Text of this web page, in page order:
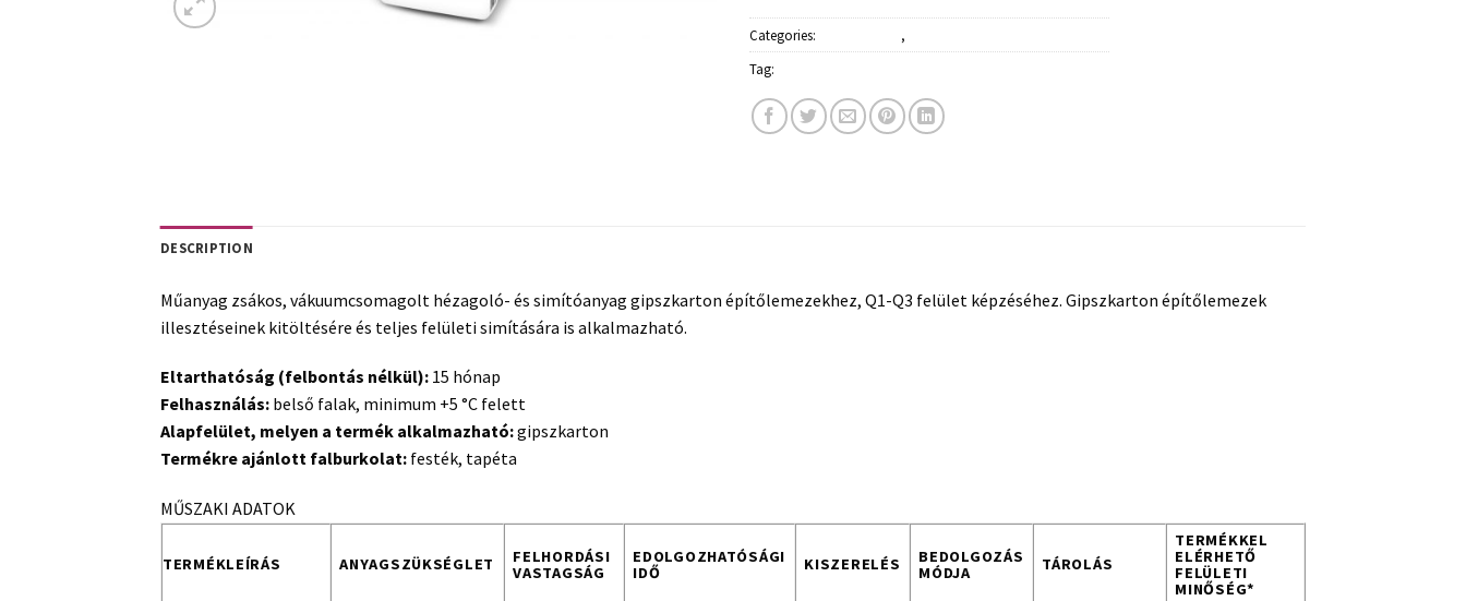
Categories: ,
Tag:
DESCRIPTION
Műanyag zsákos, vákuumcsomagolt hézagoló- és simítóanyag gipszkarton építőlemezekhez, Q1-Q3 felület képzéséhez. Gipszkarton építőlemezek
illesztéseinek kitöltésére és teljes felületi simítására is alkalmazható.
Eltarthatóság (felbontás nélkül): 15 hónap
Felhasználás: belső falak, minimum +5 °C felett
Alapfelület, melyen a termék alkalmazható:gipszkarton
Termékre ajánlott falburkolat: festék, tapéta
MŰSZAKI ADATOK
TERMÉKLEÍRÁS ANYAGSZÜKSÉGLET
FELHORDÁSI
VASTAGSÁG
EDOLGOZHATÓSÁGI
IDŐ
KISZERELÉS
BEDOLGOZÁS
MÓDJA
TÁROLÁS
TERMÉKKEL
ELÉRHETŐ
FELÜLETI
MINŐSÉG*